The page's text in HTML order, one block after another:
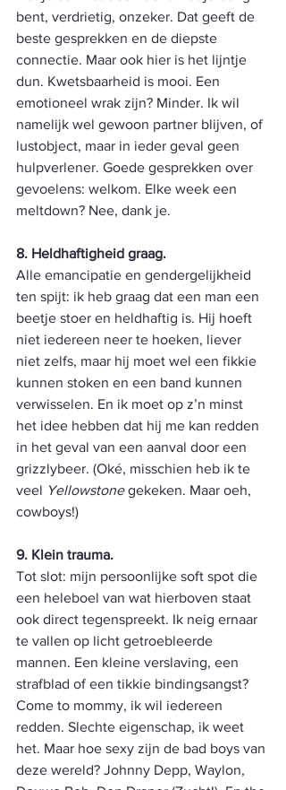
bent, verdrietig, onzeker. Dat geeft de
beste gesprekken en de diepste
connectie. Maar ook hier is het lijntje
dun. Kwetsbaarheid is mooi. Een
emotioneel wrak zijn? Minder. Ik wil
namelijk wel gewoon partner blijven, of
lustobject, maar in ieder geval geen
hulpverlener. Goede gesprekken over
gevoelens: welkom. Elke week een
meltdown? Nee, dank je.
8. Heldhaftigheid graag.
Alle emancipatie en gendergelijkheid
ten spijt: ik heb graag dat een man een
beetje stoer en heldhaftig is. Hij hoeft
niet iedereen neer te hoeken, liever
niet zelfs, maar hij moet wel een fikkie
kunnen stoken en een band kunnen
verwisselen. En ik moet op z’n minst
het idee hebben dat hij me kan redden
in het geval van een aanval door een
grizzlybeer. (Oké, misschien heb ik te
veel Yellowstone gekeken. Maar oeh,
cowboys!)
9. Klein trauma.
Tot slot: mijn persoonlijke soft spot die
een heleboel van wat hierboven staat
ook direct tegenspreekt. Ik neig ernaar
te vallen op licht getroebleerde
mannen. Een kleine verslaving, een
strafblad of een tikkie bindingsangst?
Come to mommy, ik wil iedereen
redden. Slechte eigenschap, ik weet
het. Maar hoe sexy zijn de bad boys van
deze wereld? Johnny Depp, Waylon,